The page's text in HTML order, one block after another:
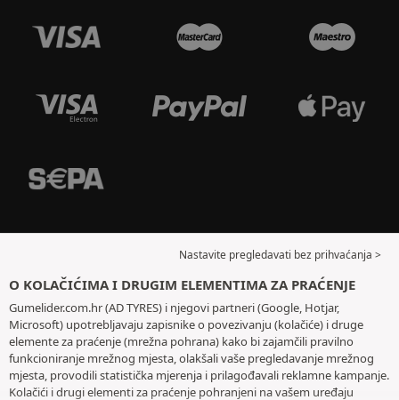
Nastavite pregledavati bez prihvaćanja >
O KOLAČIĆIMA I DRUGIM ELEMENTIMA ZA PRAĆENJE
Gumelider.com.hr (AD TYRES) i njegovi partneri (Google, Hotjar,
Microsoft) upotrebljavaju zapisnike o povezivanju (kolačiće) i druge
elemente za praćenje (mrežna pohrana) kako bi zajamčili pravilno
funkcioniranje mrežnog mjesta, olakšali vaše pregledavanje mrežnog
mjesta, provodili statistička mjerenja i prilagođavali reklamne kampanje.
Kolačići i drugi elementi za praćenje pohranjeni na vašem uređaju